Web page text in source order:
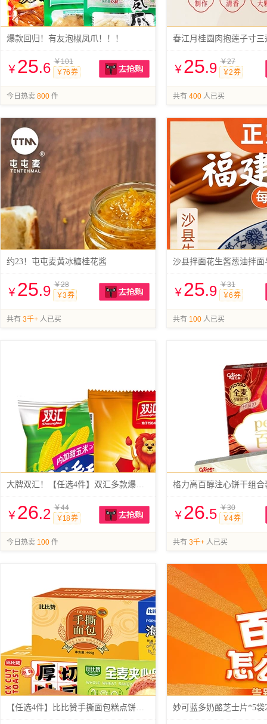
爆款回归！有友泡椒凤爪！！！
￥ 25.6 ￥101
￥76 券
今日热卖 800 件
￥ 25.9 ￥27
￥2 券
共有 400 人已买
约23！屯屯麦黄冰糖桂花酱
￥ 25.9 ￥28
￥3 券
共有 3千+ 人已买
沙县拌面花生酱葱油拌面
￥ 25.9 ￥31
￥6 券
共有 100 人已买
大牌双汇！【任选4件】双汇多款爆款合集
￥ 26.2 ￥44
￥18 券
今日热卖 100 件
格力高百醇注心饼干组合
￥ 26.5 ￥30
￥4 券
共有 3千+ 人已买
【任选4件】比比赞手撕面包糕点饼干组合 妙可蓝多奶酪芝士片*5袋